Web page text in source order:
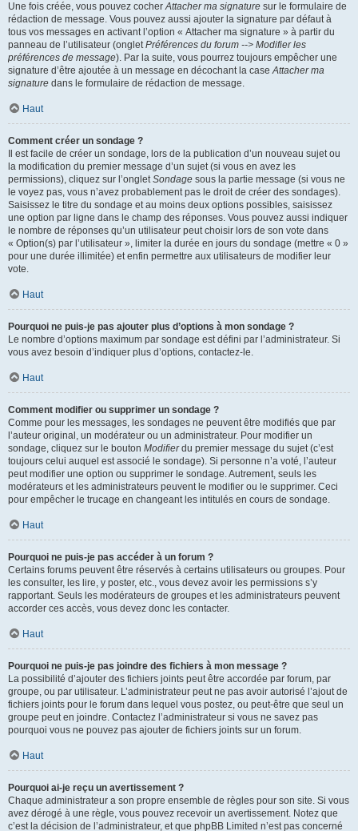
Une fois créée, vous pouvez cocherAttacher ma signature sur le formulaire de
rédaction de message. Vous pouvez aussi ajouter la signature par défaut à
tous vos messages en activant l’option « Attacher ma signature » à partir du
panneau de l’utilisateur (ongletPréférences du forum --> Modifier les
préférences de message). Par la suite, vous pourrez toujours empêcher une
signature d’être ajoutée à un message en décochant la caseAttacher ma
signature dans le formulaire de rédaction de message.
Haut
Comment créer un sondage ?
Il est facile de créer un sondage, lors de la publication d’un nouveau sujet ou
la modification du premier message d’un sujet (si vous en avez les
permissions), cliquez sur l’ongletSondage sous la partie message (si vous ne
le voyez pas, vous n’avez probablement pas le droit de créer des sondages).
Saisissez le titre du sondage et au moins deux options possibles, saisissez
une option par ligne dans le champ des réponses. Vous pouvez aussi indiquer
le nombre de réponses qu’un utilisateur peut choisir lors de son vote dans
« Option(s) par l’utilisateur », limiter la durée en jours du sondage (mettre « 0 »
pour une durée illimitée) et enfin permettre aux utilisateurs de modifier leur
vote.
Haut
Pourquoi ne puis-je pas ajouter plus d’options à mon sondage ?
Le nombre d’options maximum par sondage est défini par l’administrateur. Si
vous avez besoin d’indiquer plus d’options, contactez-le.
Haut
Comment modifier ou supprimer un sondage ?
Comme pour les messages, les sondages ne peuvent être modifiés que par
l’auteur original, un modérateur ou un administrateur. Pour modifier un
sondage, cliquez sur le bouton Modifierdu premier message du sujet (c’est
toujours celui auquel est associé le sondage). Si personne n’a voté, l’auteur
peut modifier une option ou supprimer le sondage. Autrement, seuls les
modérateurs et les administrateurs peuvent le modifier ou le supprimer. Ceci
pour empêcher le trucage en changeant les intitulés en cours de sondage.
Haut
Pourquoi ne puis-je pas accéder à un forum ?
Certains forums peuvent être réservés à certains utilisateurs ou groupes. Pour
les consulter, les lire, y poster, etc., vous devez avoir les permissions s’y
rapportant. Seuls les modérateurs de groupes et les administrateurs peuvent
accorder ces accès, vous devez donc les contacter.
Haut
Pourquoi ne puis-je pas joindre des fichiers à mon message ?
La possibilité d’ajouter des fichiers joints peut être accordée par forum, par
groupe, ou par utilisateur. L’administrateur peut ne pas avoir autorisé l’ajout de
fichiers joints pour le forum dans lequel vous postez, ou peut-être que seul un
groupe peut en joindre. Contactez l’administrateur si vous ne savez pas
pourquoi vous ne pouvez pas ajouter de fichiers joints sur un forum.
Haut
Pourquoi ai-je reçu un avertissement ?
Chaque administrateur a son propre ensemble de règles pour son site. Si vous
avez dérogé à une règle, vous pouvez recevoir un avertissement. Notez que
c’est la décision de l’administrateur, et que phpBB Limited n’est pas concerné